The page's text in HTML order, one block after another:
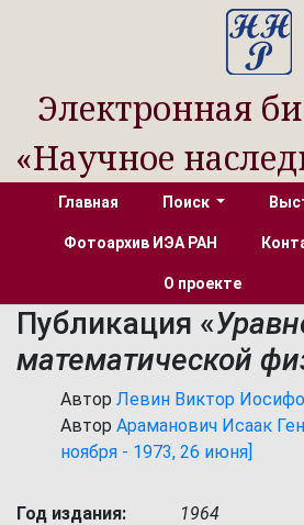
Электронная
«Научное
Главная Поиск
Фотоархив ИЭА РАН
О проекте
Публикация «
математической
Автор Левин Виктор
Автор Араманович Исаак
ноября - 1973, 26 июня]
Год издания: 1964